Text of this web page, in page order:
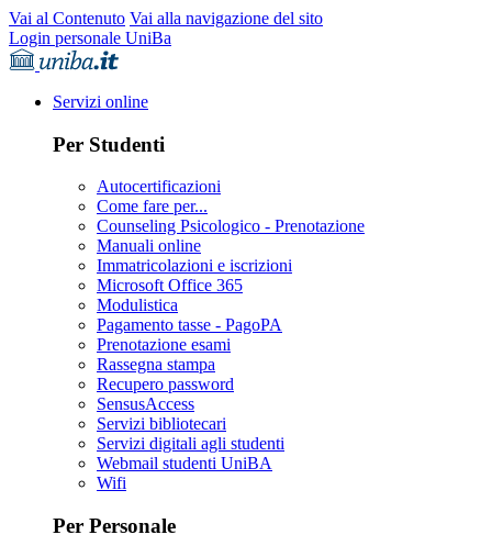
Vai al Contenuto Vai alla navigazione del sito
Login personale UniBa
Servizi online
Per Studenti
Autocertificazioni
Come fare per...
Counseling Psicologico - Prenotazione
Manuali online
Immatricolazioni e iscrizioni
Microsoft Office 365
Modulistica
Pagamento tasse - PagoPA
Prenotazione esami
Rassegna stampa
Recupero password
SensusAccess
Servizi bibliotecari
Servizi digitali agli studenti
Webmail studenti UniBA
Wifi
Per Personale